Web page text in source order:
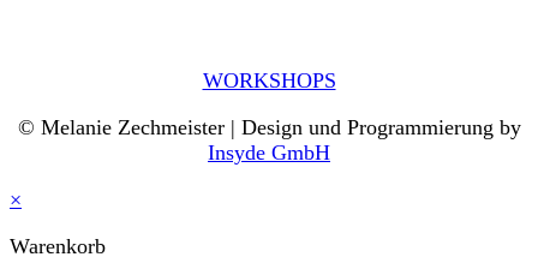
WORKSHOPS
© Melanie Zechmeister | Design und Programmierung by
Insyde GmbH
×
Warenkorb